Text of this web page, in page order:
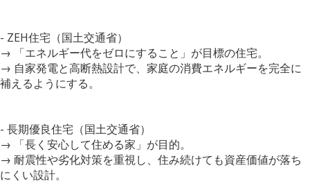
- ZEH住宅（国土交通省）
→ 「エネルギー代をゼロにすること」が目標の住宅。
→ 自家発電と高断熱設計で、家庭の消費エネルギーを完全に
補えるようにする。
- 長期優良住宅（国土交通省）
→ 「長く安心して住める家」が目的。
→ 耐震性や劣化対策を重視し、住み続けても資産価値が落ち
にくい設計。